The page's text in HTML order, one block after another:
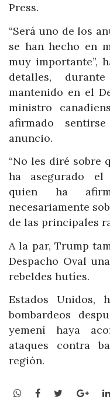
Press.
“Será uno de los
se han hecho en
muy importante”,
detalles,
mantenido en el
ministro
afirmado
anuncio.
“No les diré sobre
ha asegurado el
quien ha
necesariamente
de las principales
A la par, Trump
Despacho Oval
rebeldes hutíes.
Estados Unidos,
bombardeos
yemení haya
ataques contra
región.
WhatsApp
Facebook
Twitter